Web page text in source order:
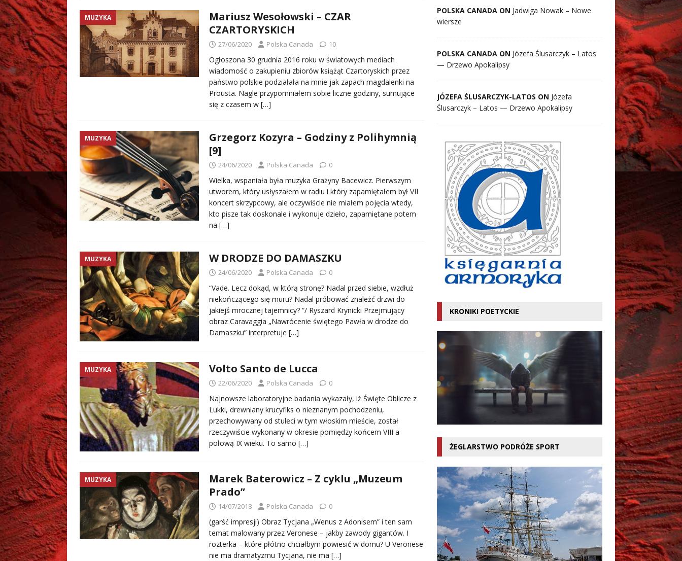
MUZYKA
Mariusz Wesołowski – CZAR
CZARTORYSKICH
27/06/2020 Polska Canada 10
Ogłoszona 30 grudnia 2016 roku w światowych mediach
wiadomość o zakupieniu zbiorów książąt Czartoryskich przez
państwo polskie podziałała na mnie jak zapach magdalenki na
Prousta. Nagle przypomniałem sobie liczne godziny, sumujące
się z czasem w […]
MUZYKA
Grzegorz Kozyra – Godziny z Polihymnią
[9]
24/06/2020 Polska Canada 0
Wielka, wspaniała była muzyka Grażyny Bacewicz. Pierwszym
utworem, który usłyszałem w radiu i który zapamiętałem był VII
koncert skrzypcowy, ale oczywiście nie miałem pojęcia wtedy,
kto pisze tak doskonale i wykonuje dzieło, zapamiętane potem
na […]
MUZYKA W DRODZE DO DAMASZKU
24/06/2020 Polska Canada 0
“Vade. Lecz dokąd, w którą stronę? Nadal przed siebie, wzdłuż
niekończącego się muru? Nadal próbować znależć drzwi do
jakiejś mrocznej tajemnicy? “/ Ryszard Krynicki Przejmujący
obraz Caravaggia „Nawrócenie świętego Pawła w drodze do
Damaszku” interpretuje […]
MUZYKA Volto Santo de Lucca
22/06/2020 Polska Canada 0
Najnowsze laboratoryjne badania wykazały, iż Święte Oblicze z
Lukki, drewniany krucyfiks o nieznanym pochodzeniu,
przechowywany od stuleci w tym włoskim mieście, został
rzeczywiście wykonany w okresie pomiędzy końcem VIII a
połową IX wieku. To samo […]
MUZYKA
Marek Baterowicz – Z cyklu „Muzeum
Prado”
14/07/2018 Polska Canada 0
(garść impresji) Obraz Tycjana „Wenus z Adonisem” i ten sam
temat malowany przez Veronese – jakby zawody gigantów. I
rozterka – które płótno chciałbym powiesić w domu? U Veronese
nie ma dramatyzmu Tycjana, nie ma […]
POLSKA CANADA ON Jadwiga Nowak – Nowe
wiersze
POLSKA CANADA ON Józefa Ślusarczyk – Latos
— Drzewo Apokalipsy
JÓZEFA ŚLUSARCZYK-LATOS ON Józefa
Ślusarczyk – Latos — Drzewo Apokalipsy
KRONIKI POETYCKIE
ŻEGLARSTWO PODRÓŻE SPORT